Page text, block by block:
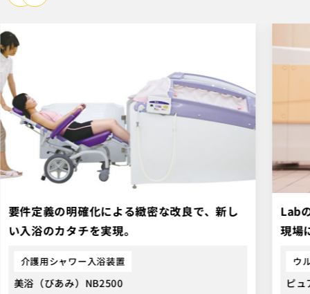
要件定義の明確化による緻密な改良で、新し
い入浴のカタチを実現。
介護用シャワー入浴装置
美浴（びあみ）NB2500
Lab
現場
ウ
ピュ